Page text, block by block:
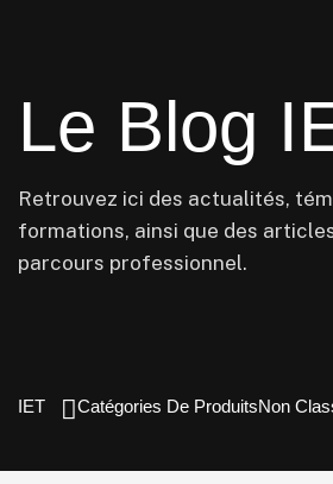
Le Blog
Retrouvez ici des actualités,
formations, ainsi que des
parcours professionnel.
IET Catégories De ProduitsNon